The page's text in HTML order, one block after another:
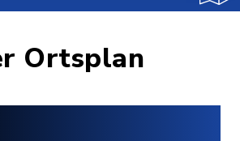
Ortsplan